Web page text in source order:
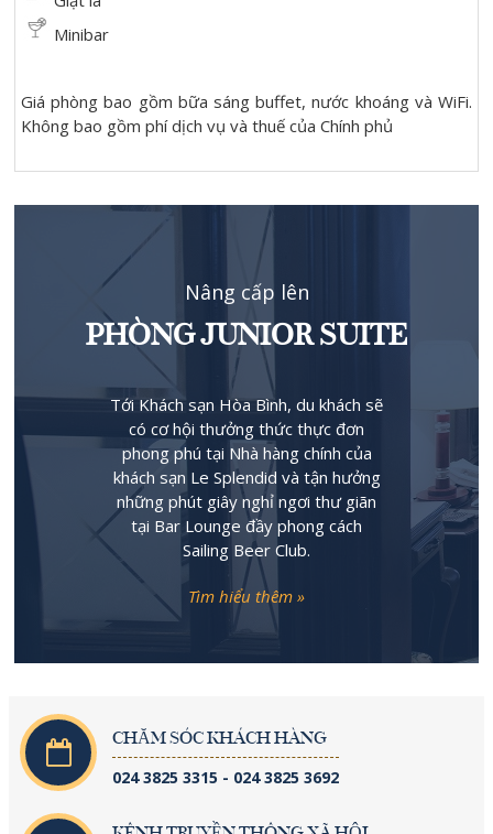
Minibar
Giá phòng bao gồm bữa sáng buffet, nước khoáng và WiFi.
Không bao gồm phí dịch vụ và thuế của Chính phủ
Nâng cấp lên
PHÒNG JUNIOR SUITE
Tới Khách sạn Hòa Bình, du khách sẽ
có cơ hội thưởng thức thực đơn
phong phú tại Nhà hàng chính của
khách sạn Le Splendid và tận hưởng
những phút giây nghỉ ngơi thư giãn
tại Bar Lounge đầy phong cách
Sailing Beer Club.
Tìm hiểu thêm »
CHĂM SÓC KHÁCH HÀNG
024 3825 3315 - 024 3825 3692